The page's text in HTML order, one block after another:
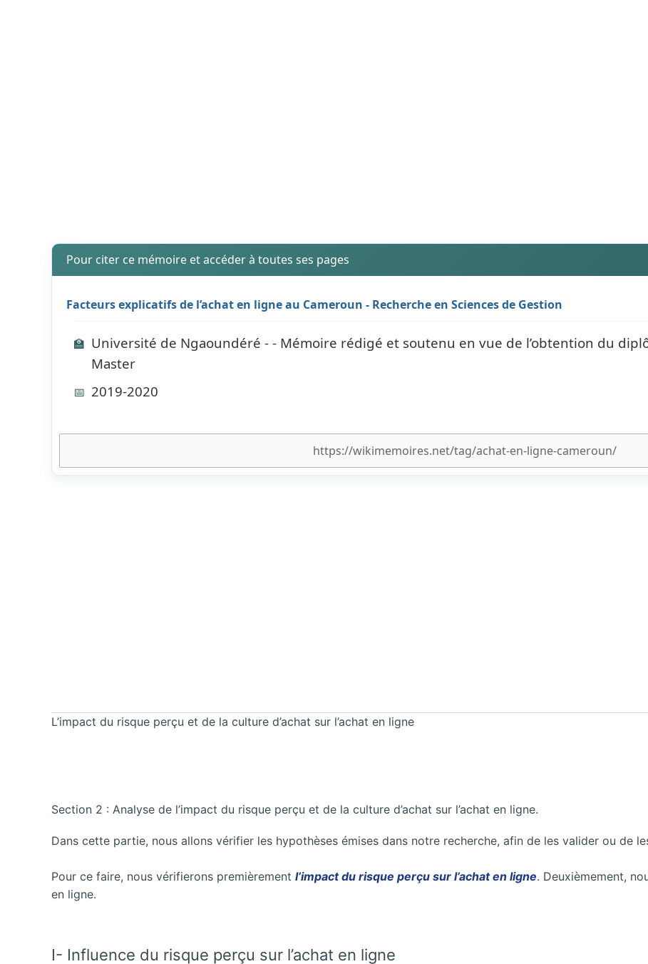
Pour citer ce mémoire et accéder à toutes ses pages
Facteurs explicatifs de l’achat en ligne au Cameroun - Recherche en Sciences de Gestion
🏫 Université de Ngaoundéré - - Mémoire rédigé et soutenu en vue de l’obtention du
Master
📅 2019-2020
L’impact du risque perçu et de la culture d’achat sur l’achat en ligne
Section 2 : Analyse de l’impact du risque perçu et de la culture d’achat sur l’achat en ligne.
Dans cette partie, nous allons vérifier les hypothèses émises dans notre recherche, afin de les valider ou de
Pour ce faire, nous vérifierons premièrement l’impact du risque perçu sur l’achat en ligne. Deuxièmement,
en ligne.
I- Influence du risque perçu sur l’achat en ligne